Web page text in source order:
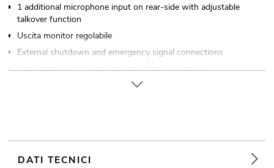
1 additional microphone input on rear-side with adjustable
talkover function
Uscita monitor regolabile
External shutdown and emergency signal connections
Ogni ingresso del microfono con tensione virtuale
"Download" nella scheda tecnica
DATI TECNICI